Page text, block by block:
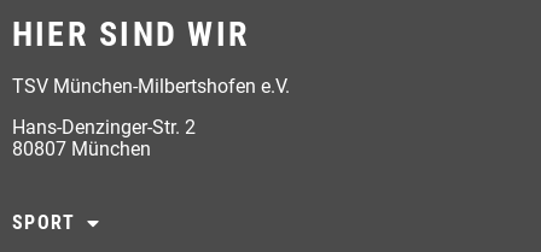
HIER SIND WIR
TSV München-Milbertshofen e.V.
Hans-Denzinger-Str. 2
80807 München
SPORT